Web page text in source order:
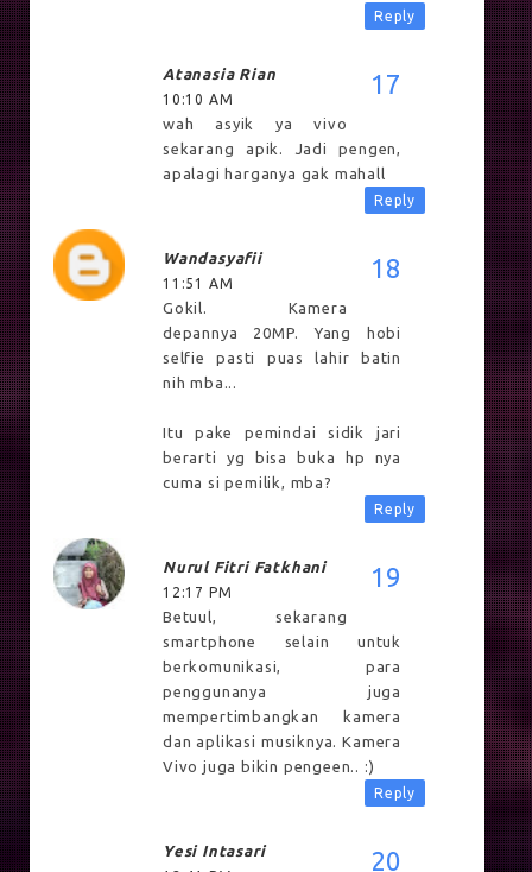
Reply
Atanasia Rian
10:10 AM
wah asyik ya vivo
sekarang apik. Jadi pengen,
apalagi harganya gak mahall
Reply
Wandasyafii
11:51 AM
Gokil. Kamera
depannya 20MP. Yang hobi
selfie pasti puas lahir batin
nih mba...
Itu pake pemindai sidik jari
berarti yg bisa buka hp nya
cuma si pemilik, mba?
Reply
Nurul Fitri Fatkhani
12:17 PM
Betuul, sekarang
smartphone selain untuk
berkomunikasi, para
penggunanya juga
mempertimbangkan kamera
dan aplikasi musiknya. Kamera
Vivo juga bikin pengeen.. :)
Reply
Yesi Intasari